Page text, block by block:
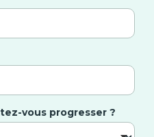
vous progresser ?